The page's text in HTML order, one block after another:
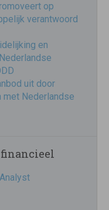
op
verantwoord
en
uit door
met Nederlandse
financieel